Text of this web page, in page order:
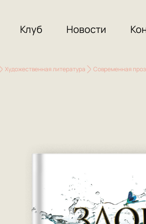
Клуб Новости
Художественная литература Современная